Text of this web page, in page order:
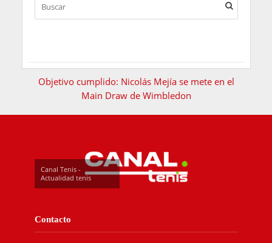
Objetivo cumplido: Nicolás Mejía se mete en el
Main Draw de Wimbledon
Canal Tenis -
Actualidad tenis
Contacto